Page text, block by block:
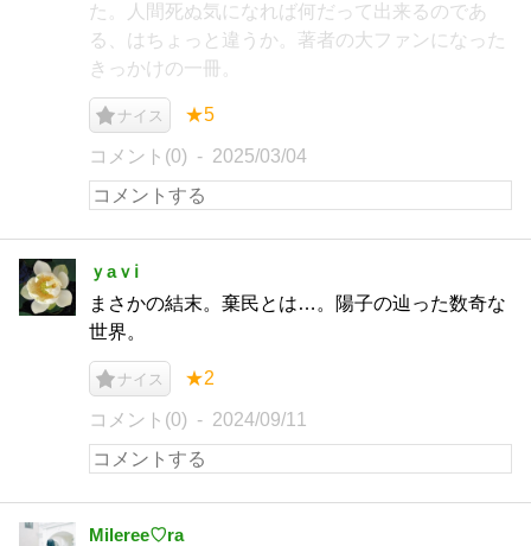
た。人間死ぬ気になれば何だって出来るのであ
る、はちょっと違うか。著者の大ファンになった
きっかけの一冊。
ナイス ★5
コメント(0) 2025/03/04
ｙaｖℹ︎
まさかの結末。棄民とは…。陽子の辿った数奇な
世界。
ナイス ★2
コメント(0) 2024/09/11
Mileree♡ra